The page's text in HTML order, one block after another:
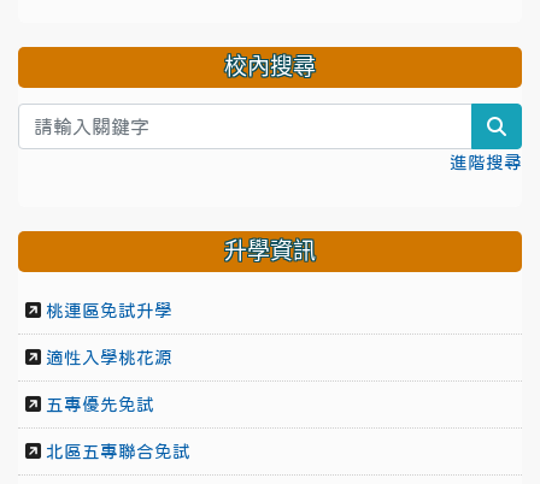
校內搜尋
進階搜尋
升學資訊
桃連區免試升學
適性入學桃花源
五專優先免試
北區五專聯合免試